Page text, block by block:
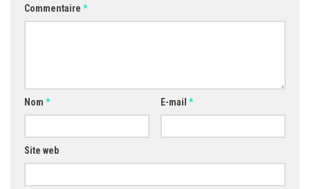
Commentaire *
Nom * E-mail *
Site web